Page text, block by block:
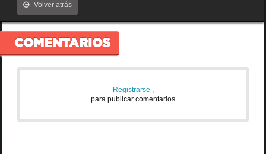
Volver atrás
COMENTARIOS
Registrarse ,
para publicar comentarios